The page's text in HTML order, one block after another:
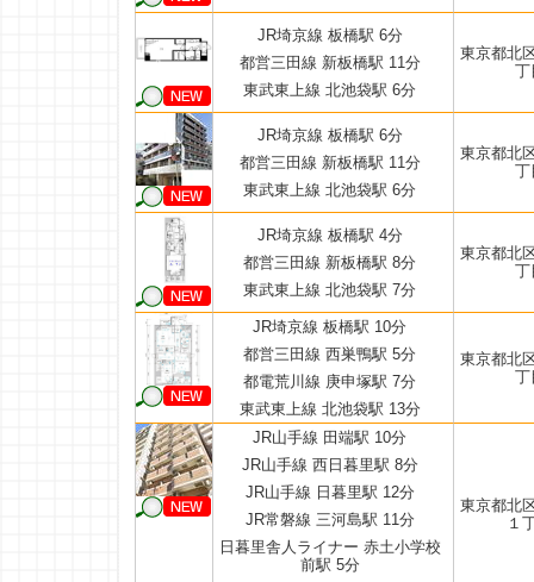
JR埼京線 板橋駅 6分
都営三田線 新板橋駅 11分
東武東上線 北池袋駅 6分
東京都北
丁
JR埼京線 板橋駅 6分
都営三田線 新板橋駅 11分
東武東上線 北池袋駅 6分
東京都北
丁
JR埼京線 板橋駅 4分
都営三田線 新板橋駅 8分
東武東上線 北池袋駅 7分
東京都北
丁
JR埼京線 板橋駅 10分
都営三田線 西巣鴨駅 5分
都電荒川線 庚申塚駅 7分
東武東上線 北池袋駅 13分
東京都北
丁
JR山手線 田端駅 10分
JR山手線 西日暮里駅 8分
JR山手線 日暮里駅 12分
JR常磐線 三河島駅 11分
日暮里舎人ライナー 赤土小学校
前駅 5分
東京都北
１